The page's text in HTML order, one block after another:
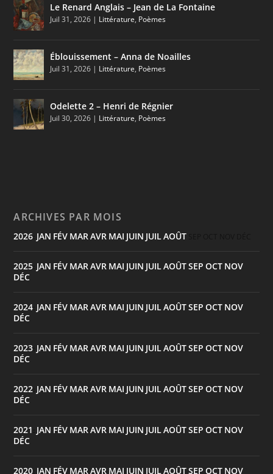
Le Renard Anglais – Jean de La Fontaine
Juil 31, 2026 | Littérature, Poèmes
Éblouissement – Anna de Noailles
Juil 31, 2026 | Littérature, Poèmes
Odelette 2 – Henri de Régnier
Juil 30, 2026 | Littérature, Poèmes
ARCHIVES PAR MOIS
2026 JAN FÉV MARAVR MAI JUIN JUILAOÛT
2025 JAN FÉV MARAVR MAI JUIN JUILAOÛTSEP OCT NOV
DÉC
2024 JAN FÉV MARAVR MAI JUIN JUILAOÛTSEP OCT NOV
DÉC
2023 JAN FÉV MARAVR MAI JUIN JUILAOÛTSEP OCT NOV
DÉC
2022 JAN FÉV MARAVR MAI JUIN JUILAOÛTSEP OCT NOV
DÉC
2021 JAN FÉV MARAVR MAI JUIN JUILAOÛTSEP OCT NOV
DÉC
2020 JAN FÉV MARAVR MAI JUIN JUILAOÛTSEP OCT NOV